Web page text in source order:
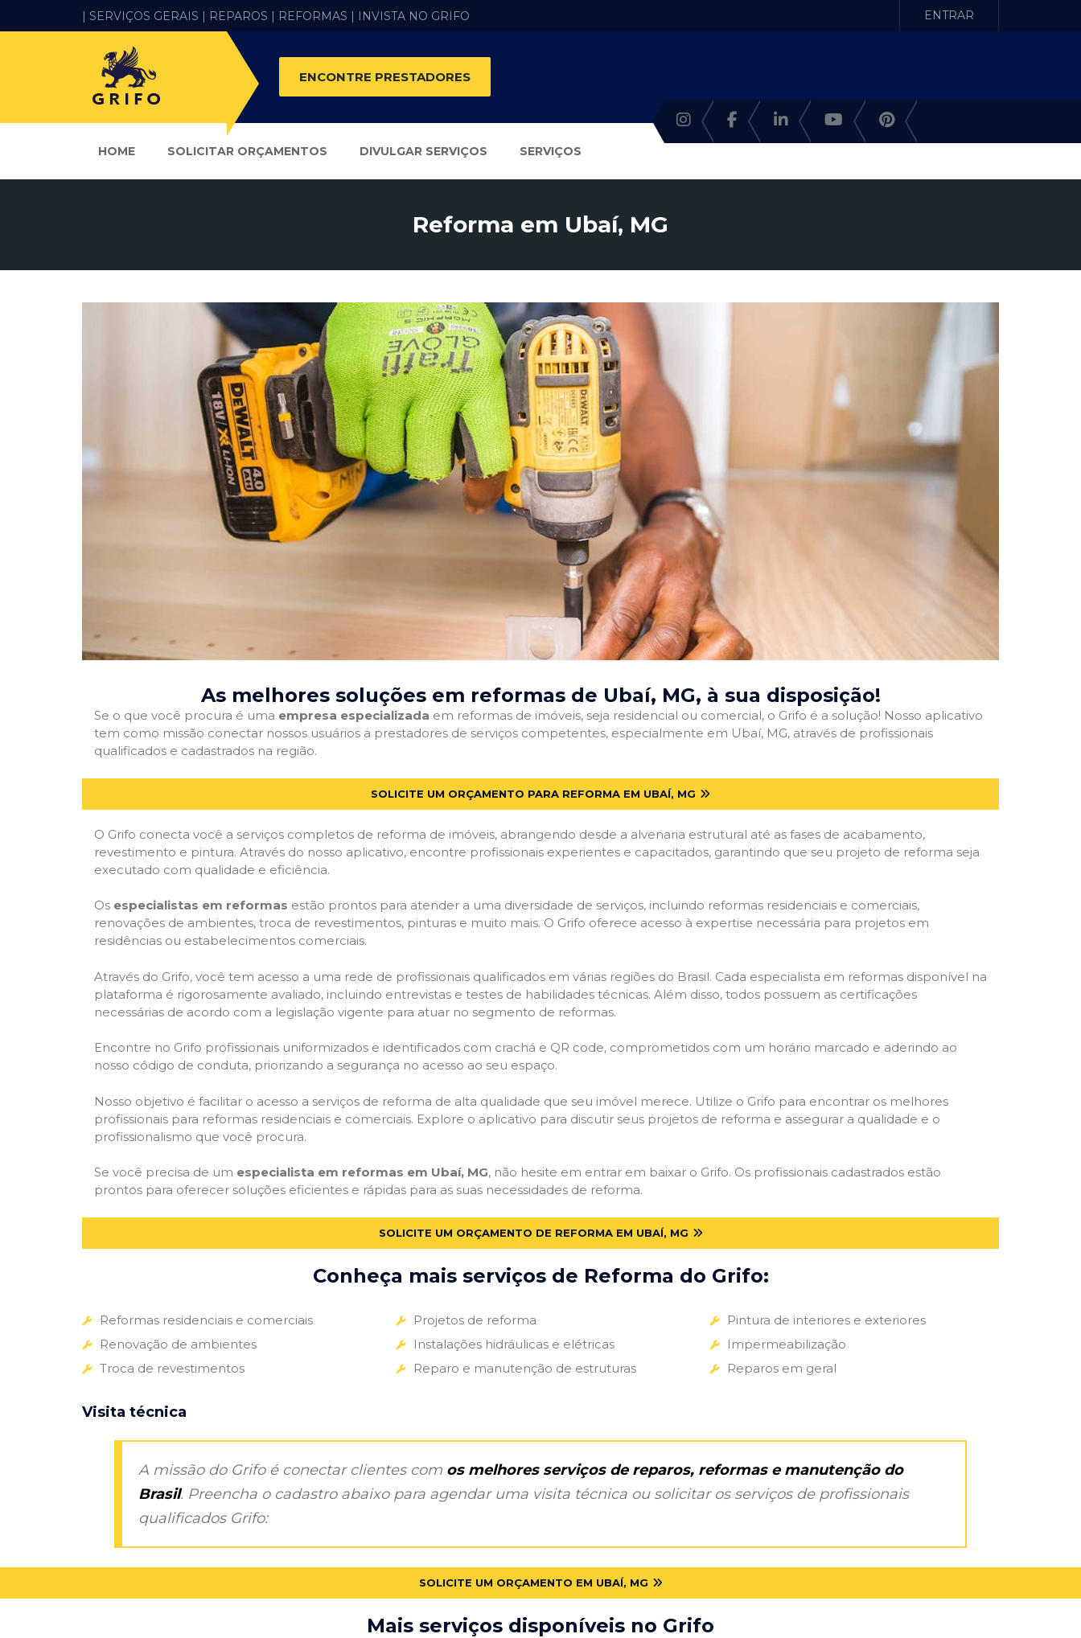
| SERVIÇOS GERAIS | REPAROS | REFORMAS | INVISTA NO GRIFO ENTRAR
ENCONTRE PRESTADORES
HOME SOLICITAR ORÇAMENTOS DIVULGAR SERVIÇOS SERVIÇOS
Reforma em Ubaí, MG
As melhores soluções em reformas de Ubaí, MG, à sua disposição!
Se o que você procura é uma empresa especializada em reformas de imóveis, seja residencial ou comercial, o Grifo é a solução! Nosso aplicativo
tem como missão conectar nossos usuários a prestadores de serviços competentes, especialmente em Ubaí, MG, através de profissionais
qualificados e cadastrados na região.
SOLICITE UM ORÇAMENTO PARA REFORMA EM UBAÍ, MG
O Grifo conecta você a serviços completos de reforma de imóveis, abrangendo desde a alvenaria estrutural até as fases de acabamento,
revestimento e pintura. Através do nosso aplicativo, encontre profissionais experientes e capacitados, garantindo que seu projeto de reforma seja
executado com qualidade e eficiência.
Os especialistas em reformas estão prontos para atender a uma diversidade de serviços, incluindo reformas residenciais e comerciais,
renovações de ambientes, troca de revestimentos, pinturas e muito mais. O Grifo oferece acesso à expertise necessária para projetos em
residências ou estabelecimentos comerciais.
Através do Grifo, você tem acesso a uma rede de profissionais qualificados em várias regiões do Brasil. Cada especialista em reformas disponível na
plataforma é rigorosamente avaliado, incluindo entrevistas e testes de habilidades técnicas. Além disso, todos possuem as certificações
necessárias de acordo com a legislação vigente para atuar no segmento de reformas.
Encontre no Grifo profissionais uniformizados e identificados com crachá e QR code, comprometidos com um horário marcado e aderindo ao
nosso código de conduta, priorizando a segurança no acesso ao seu espaço.
Nosso objetivo é facilitar o acesso a serviços de reforma de alta qualidade que seu imóvel merece. Utilize o Grifo para encontrar os melhores
profissionais para reformas residenciais e comerciais. Explore o aplicativo para discutir seus projetos de reforma e assegurar a qualidade e o
profissionalismo que você procura.
Se você precisa de um especialista em reformas em Ubaí, MG, não hesite em entrar em baixar o Grifo. Os profissionais cadastrados estão
prontos para oferecer soluções eficientes e rápidas para as suas necessidades de reforma.
SOLICITE UM ORÇAMENTO DE REFORMA EM UBAÍ, MG
Conheça mais serviços de Reforma do Grifo:
Reformas residenciais e comerciais
Renovação de ambientes
Troca de revestimentos
Projetos de reforma
Instalações hidráulicas e elétricas
Reparo e manutenção de estruturas
Pintura de interiores e exteriores
Impermeabilização
Reparos em geral
Visita técnica
A missão do Grifo é conectar clientes com os melhores serviços de reparos, reformas e manutenção do
Brasil. Preencha o cadastro abaixo para agendar uma visita técnica ou solicitar os serviços de profissionais
qualificados Grifo:
SOLICITE UM ORÇAMENTO EM UBAÍ, MG
Mais serviços disponíveis no Grifo